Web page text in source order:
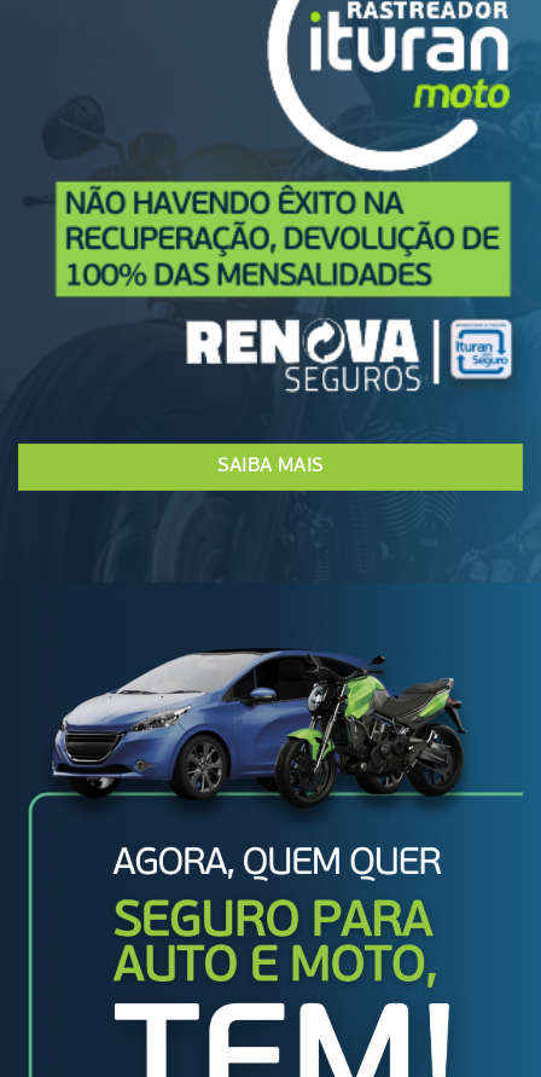
SAIBA MAIS